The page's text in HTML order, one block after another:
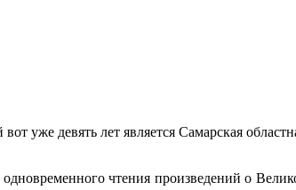
уже девять лет является Самарская
чтения произведений о